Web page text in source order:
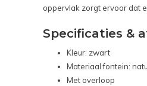
oppervlak zorgt ervoor dat
Specificaties &
Kleur: zwart
Materiaal fontein:
Met overloop